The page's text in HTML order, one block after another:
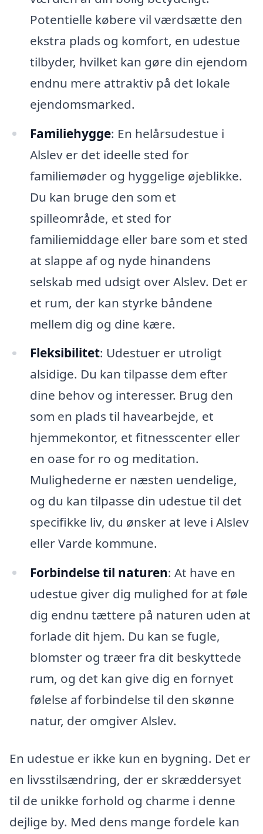
Potentielle købere vil værdsætte den
ekstra plads og komfort, en udestue
tilbyder, hvilket kan gøre din ejendom
endnu mere attraktiv på det lokale
ejendomsmarked.
Familiehygge: En helårsudestue i
Alslev er det ideelle sted for
familiemøder og hyggelige øjeblikke.
Du kan bruge den som et
spilleområde, et sted for
familiemiddage eller bare som et sted
at slappe af og nyde hinandens
selskab med udsigt over Alslev. Det er
et rum, der kan styrke båndene
mellem dig og dine kære.
Fleksibilitet: Udestuer er utroligt
alsidige. Du kan tilpasse dem efter
dine behov og interesser. Brug den
som en plads til havearbejde, et
hjemmekontor, et fitnesscenter eller
en oase for ro og meditation.
Mulighederne er næsten uendelige,
og du kan tilpasse din udestue til det
specifikke liv, du ønsker at leve i Alslev
eller Varde kommune.
Forbindelse til naturen: At have en
udestue giver dig mulighed for at føle
dig endnu tættere på naturen uden at
forlade dit hjem. Du kan se fugle,
blomster og træer fra dit beskyttede
rum, og det kan give dig en fornyet
følelse af forbindelse til den skønne
natur, der omgiver Alslev.
En udestue er ikke kun en bygning. Det er
en livsstilsændring, der er skræddersyet
til de unikke forhold og charme i denne
dejlige by. Med dens mange fordele kan